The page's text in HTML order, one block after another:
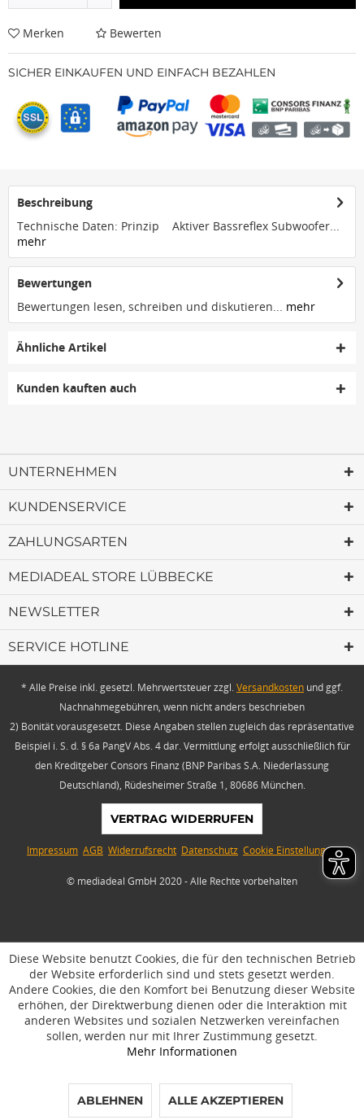
Merken Bewerten
SICHER EINKAUFEN UND EINFACH BEZAHLEN
Beschreibung
Technische Daten: Prinzip Aktiver Bassreflex Subwoofer...
mehr
Bewertungen
Bewertungen lesen, schreiben und diskutieren... mehr
Ähnliche Artikel
Kunden kauften auch
UNTERNEHMEN
KUNDENSERVICE
ZAHLUNGSARTEN
MEDIADEAL STORE LÜBBECKE
NEWSLETTER
SERVICE HOTLINE
* Alle Preise inkl. gesetzl. Mehrwertsteuer zzgl.Versandkosten und ggf.
Nachnahmegebühren, wenn nicht anders beschrieben
2) Bonität vorausgesetzt. Diese Angaben stellen zugleich das repräsentative
Beispiel i. S. d. § 6a PangV Abs. 4 dar. Vermittlung erfolgt ausschließlich für
den Kreditgeber Consors Finanz (BNP Paribas S.A. Niederlassung
Deutschland), Rüdesheimer Straße 1, 80686 München.
VERTRAG WIDERRUFEN
Impressum AGB Widerrufsrecht Datenschutz Cookie Einstellungen
© mediadeal GmbH 2020 - Alle Rechte vorbehalten
Diese Website benutzt Cookies, die für den technischen Betrieb
der Website erforderlich sind und stets gesetzt werden.
Andere Cookies, die den Komfort bei Benutzung dieser Website
erhöhen, der Direktwerbung dienen oder die Interaktion mit
anderen Websites und sozialen Netzwerken vereinfachen
sollen, werden nur mit Ihrer Zustimmung gesetzt.
Mehr Informationen
ABLEHNEN ALLE AKZEPTIEREN